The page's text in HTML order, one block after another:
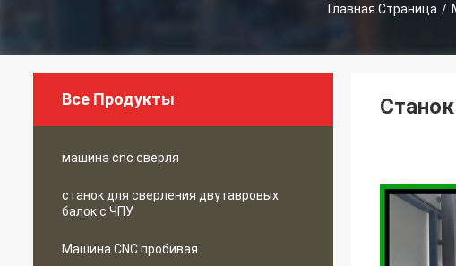
Главная Страница /
Все Продукты
машина cnc сверля
станок для сверления двутавровых
балок с ЧПУ
Машина CNC пробивая